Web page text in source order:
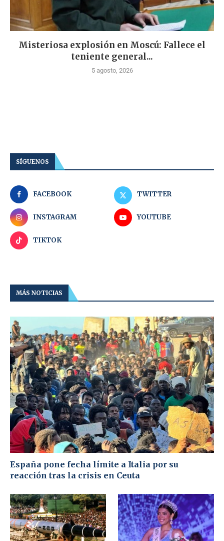
Misteriosa explosión en Moscú: Fallece el
teniente general...
5 agosto, 2026
SÍGUENOS
FACEBOOK TWITTER
INSTAGRAM YOUTUBE
TIKTOK
MÁS NOTICIAS
España pone fecha límite a Italia por su
reacción tras la crisis en Ceuta